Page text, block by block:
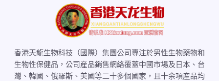
香港天龍生物科技（國際）集團公司專注於男性生物藥物和
生物性保健品，公司産品銷售網絡覆蓋中國市場及日本、台
灣、韓國、俄羅斯、美國等二十多個國家，且十余項産品均